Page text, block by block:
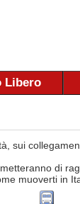
Libero
sui
di
muoverti in